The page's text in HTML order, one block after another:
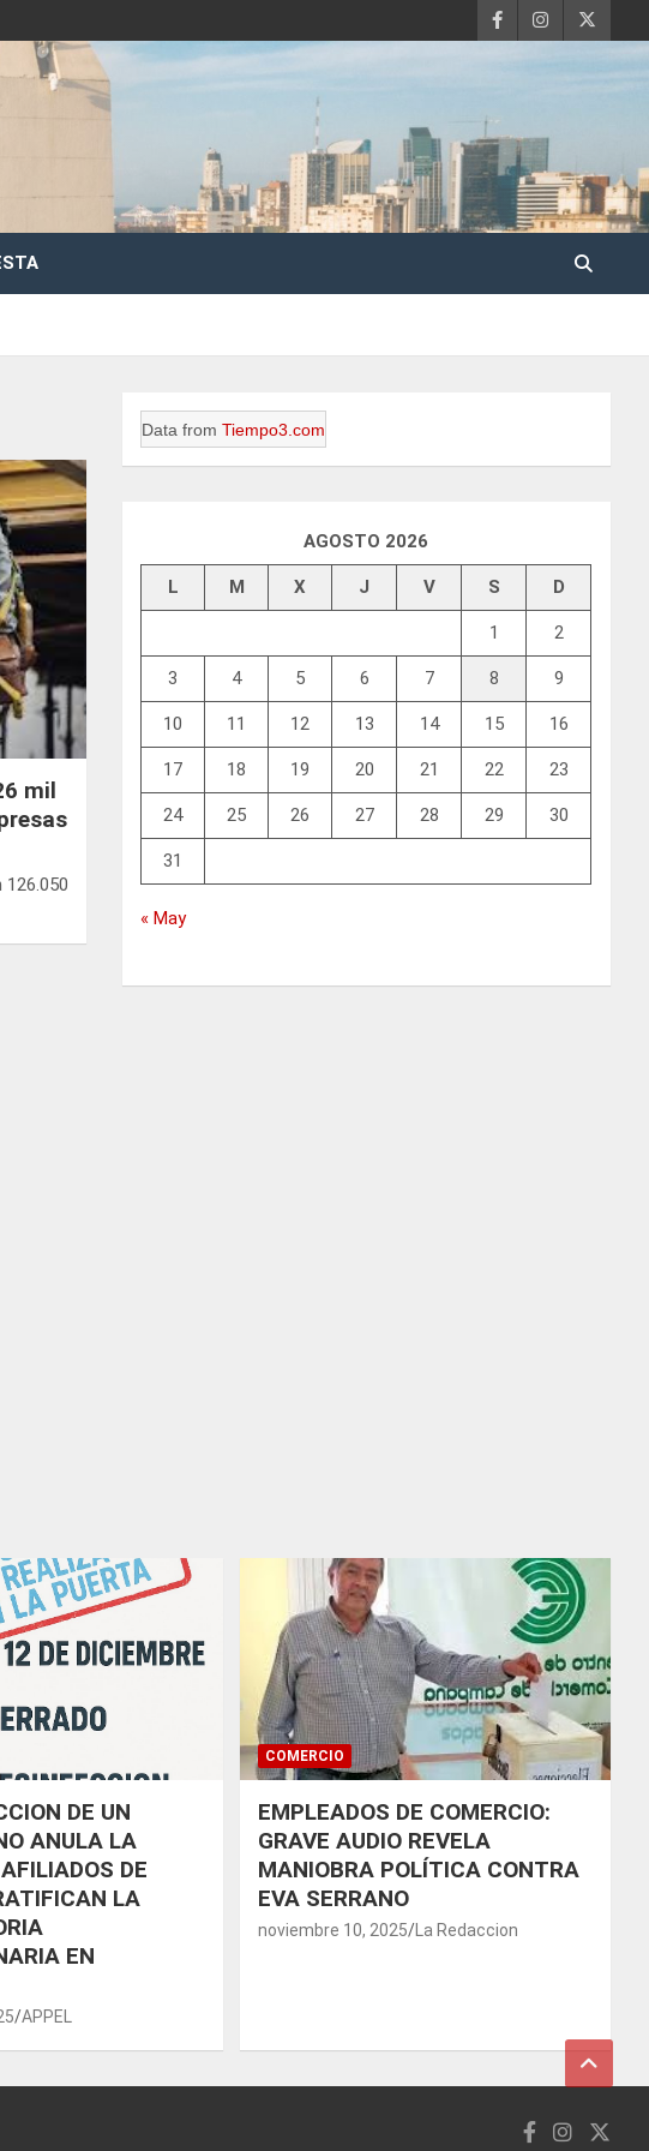
mil
Data fromTiempo3.com
AGOSTO 2026
L M X J V S D
1 2
3 4 5 6 7 8 9
10 11 12 13 14 15 16
17 18 19 20 21 22 23
24 25 26 27 28 29 30
31
« May
DE UN
ANULA LA
DE
LA
EN
APPEL
COMERCIO
EMPLEADOS DE COMERCIO:
GRAVE AUDIO REVELA
MANIOBRA POLÍTICA CONTRA
EVA SERRANO
noviembre 10, 2025 La Redaccion